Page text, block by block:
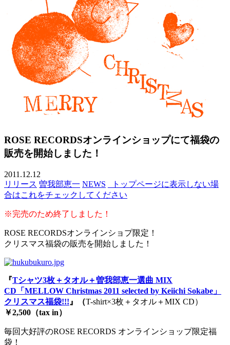
ROSE RECORDSオンラインショップにて福袋の
販売を開始しました！
2011.12.12
リリース 曽我部恵一 NEWS
_トップページに表示しない場
合はこれをチェックしてください
※完売のため終了しました！
ROSE RECORDSオンラインショプ限定！
クリスマス福袋の販売を開始しました！
『Tシャツ3枚＋タオル＋曽我部恵一選曲 MIX
CD「MELLOW Christmas 2011 selected by Keiichi Sokabe」
クリスマス福袋!!! 』（T-shirt×3枚＋タオル＋MIX CD）
￥2,500（tax in）
毎回大好評のROSE RECORDS オンラインショップ限定福
袋！